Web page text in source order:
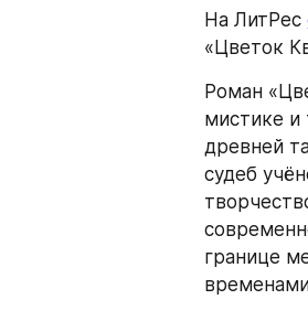
На ЛитРес
«Цветок
Роман
мистике и
древней
судеб
границе